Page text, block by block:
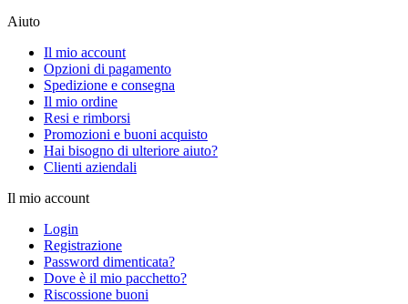
Aiuto
Il mio account
Opzioni di pagamento
Spedizione e consegna
Il mio ordine
Resi e rimborsi
Promozioni e buoni acquisto
Hai bisogno di ulteriore aiuto?
Clienti aziendali
Il mio account
Login
Registrazione
Password dimenticata?
Dove è il mio pacchetto?
Riscossione buoni